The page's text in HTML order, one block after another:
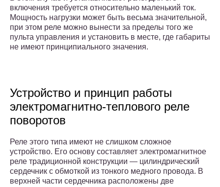
включения требуется относительно маленький ток.
Мощность нагрузки может быть весьма значительной,
при этом реле можно вынести за пределы того же
пульта управления и установить в месте, где габариты
не имеют принципиального значения.
Устройство и принцип работы
электромагнитно-теплового реле
поворотов
Реле этого типа имеют не слишком сложное
устройство. Его основу составляет электромагнитное
реле традиционной конструкции — цилиндрический
сердечник с обмоткой из тонкого медного провода. В
верхней части сердечника расположены две